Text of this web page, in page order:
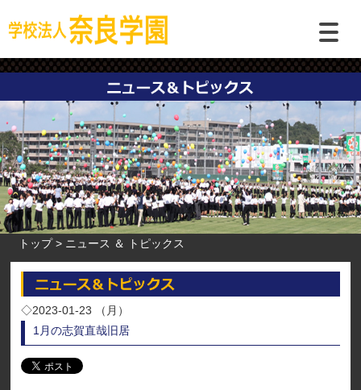
トップ ニュース ＆ トピックス
◇2023-01-23 （月）
1月の志賀直哉旧居